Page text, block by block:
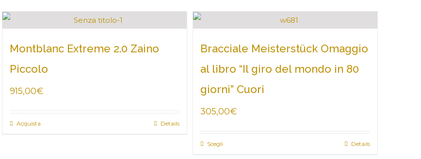
Montblanc Extreme 2.0 Zaino
Piccolo
915,00€
Acquista Details
Bracciale Meisterstück Omaggio
al libro “Il giro del mondo in 80
giorni” Cuori
305,00€
Scegli Details